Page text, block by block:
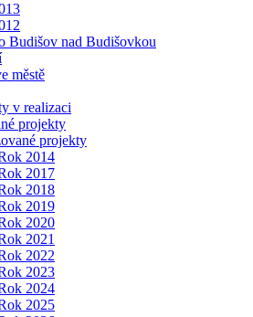
Budišov nad Budišovkou
městě
v realizaci
projekty
projekty
2014
2017
2018
2019
2020
2021
2022
2023
2024
2025